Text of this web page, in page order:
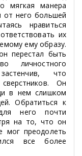
мягкая манера
от него большей
нравиться
их
ему образу.
перестал быть
личностного
что
Он
в нем слишком
Обратиться к
него почти
на то, что он
мог преодолеть
все более